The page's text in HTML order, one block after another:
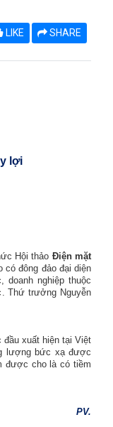
LIKE SHARE
lợi
Hội thảo Điện mặt
có đông đảo đại diện
doanh nghiệp thuộc
Thứ trưởng Nguyễn
xuất hiện tại Việt
lượng bức xạ được
được cho là có tiềm
PV.